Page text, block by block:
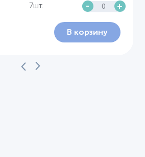
7шт. - +
В корзину